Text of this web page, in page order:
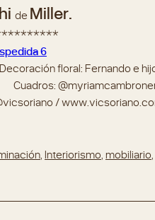
de Miller.
Decoración floral: Fernando e
Cuadros:
/
,Interiorismo,mobiliario,